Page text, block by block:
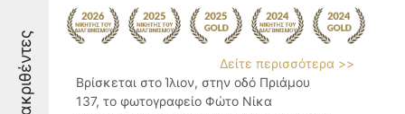
Διακριθέντες
Δείτε περισσότερα >>
Βρίσκεται στο Ίλιον, στην οδό Πριάμου
137, το φωτογραφείο Φώτο Νίκα